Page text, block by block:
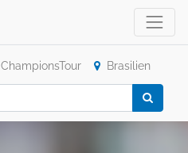
ChampionsTour Brasilien